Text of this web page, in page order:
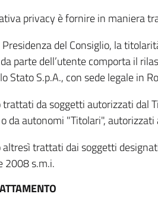
privacy è fornire in maniera
del Consiglio, la
parte dell’utente comporta il
Stato S.p.A., con sede legale in
trattati da soggetti autorizzati
da autonomi "Titolari",
altresì trattati dai soggetti
2008 s.m.i.